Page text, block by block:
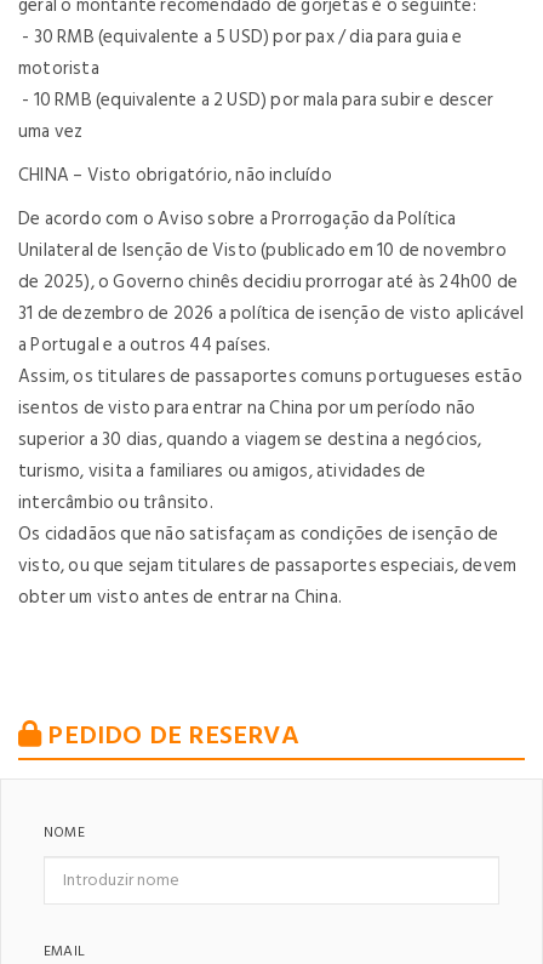
- 30 RMB (equivalente a 5 USD) por pax / dia para guia e
motorista
- 10 RMB (equivalente a 2 USD) por mala para subir e descer
uma vez
CHINA – Visto obrigatório, não incluído
De acordo com o Aviso sobre a Prorrogação da Política
Unilateral de Isenção de Visto (publicado em 10 de novembro
de 2025), o Governo chinês decidiu prorrogar até às 24h00 de
31 de dezembro de 2026 a política de isenção de visto aplicável
a Portugal e a outros 44 países.
Assim, os titulares de passaportes comuns portugueses estão
isentos de visto para entrar na China por um período não
superior a 30 dias, quando a viagem se destina a negócios,
turismo, visita a familiares ou amigos, atividades de
intercâmbio ou trânsito.
Os cidadãos que não satisfaçam as condições de isenção de
visto, ou que sejam titulares de passaportes especiais, devem
obter um visto antes de entrar na China.
PEDIDO DE RESERVA
NOME
EMAIL